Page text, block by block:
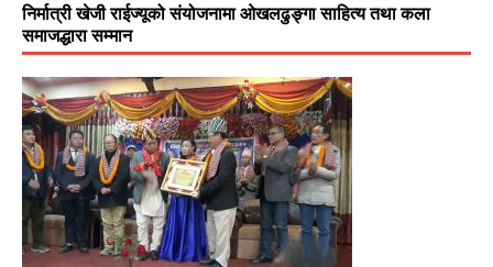
निर्मात्री खेजी राईज्यूको संयोजनामा ओखलढुङ्गा साहित्य तथा कला
समाजद्धारा सम्मान